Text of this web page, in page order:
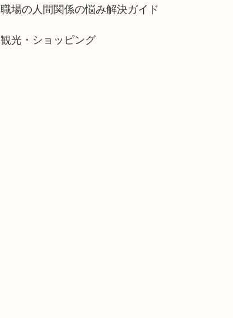
職場の人間関係の悩み解決ガイド
観光・ショッピング